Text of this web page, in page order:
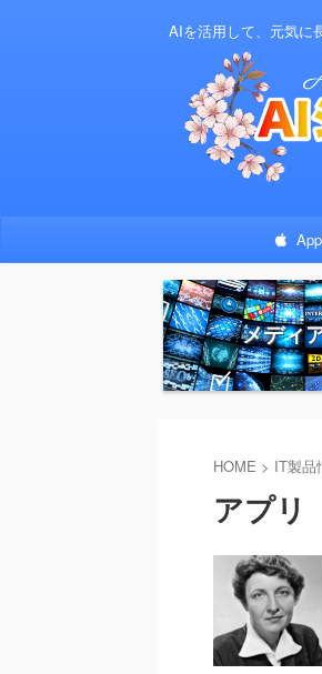
AIを活用して、元気に
メディ
HOME > IT製品
アプリ